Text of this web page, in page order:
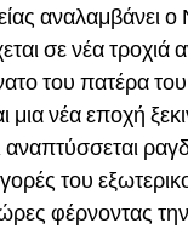
σε νέα τροχιά
του πατέρα του,
νέα εποχή
αναπτύσσεται
του
φέρνοντας